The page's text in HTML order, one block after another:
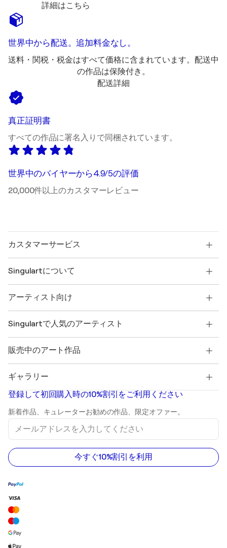
詳細はこちら
世界中から配送。追加料金なし。
送料・関税・税金はすべて価格に含まれています。配送中
の作品は保険付き。
配送詳細
真正証明書
すべての作品に署名入りで同梱されています。
世界中のバイヤーから4.9/5の評価
20,000件以上のカスタマーレビュー
カスタマーサービス
配送
SINGULARTのギフトカード
トレードプログラムに参加
アカウント
購入者保護
+81 120-975-226
Singulartについて
よくあるご質問
提携アーティスト
Singulart Magazine
採用
キュレーションされたオリジナルアートを発見する
アーティスト向け
クリエイターとしてログインする
Singulartで人気のアーティスト
Marc Chagall
Salvador Dalí
Banksy
Mr. Brainwash
Shepard Fairey
販売中のアート作品
販売中の抽象画
風景画
プリント
彫刻
アクリル画
ギャラリー
登録して初回購入時の10%割引をご利用ください
新着作品、キュレーターお勧めの作品、限定オファー。
メ
ル
ア
ド
レ
を
力
し
て
く
だ
さ
今すぐ10%割引を利用